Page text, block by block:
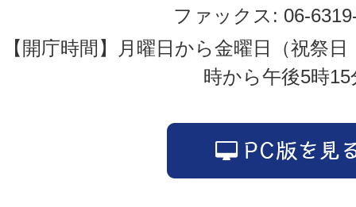
ファックス: 06-
【開庁時間】月曜日から金曜日（祝祭
時から午後5時15